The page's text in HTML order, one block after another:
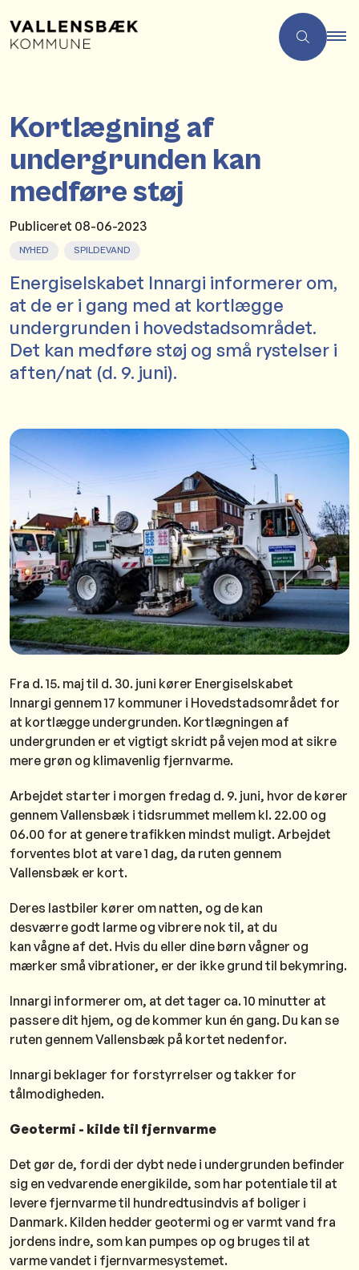
Kortlægning af
undergrunden kan
medføre støj
Publiceret 08-06-2023
NYHED SPILDEVAND
Energiselskabet Innargi informerer om,
at de er i gang med at kortlægge
undergrunden i hovedstadsområdet.
Det kan medføre støj og små rystelser i
aften/nat (d. 9. juni).
Fra d. 15. maj til d. 30. juni kører Energiselskabet
Innargi gennem 17 kommuner i Hovedstadsområdet for
at kortlægge undergrunden. Kortlægningen af
undergrunden er et vigtigt skridt på vejen mod at sikre
mere grøn og klimavenlig fjernvarme.
Arbejdet starter i morgen fredag d. 9. juni, hvor de kører
gennem Vallensbæk i tidsrummet mellem kl. 22.00 og
06.00 for at genere trafikken mindst muligt. Arbejdet
forventes blot at vare 1 dag, da ruten gennem
Vallensbæk er kort.
Deres lastbiler kører om natten, og de kan
desværre godt larme og vibrere nok til, at du
kan vågne af det. Hvis du eller dine børn vågner og
mærker små vibrationer, er der ikke grund til bekymring.
Innargi informerer om, at det tager ca. 10 minutter at
passere dit hjem, og de kommer kun én gang. Du kan se
ruten gennem Vallensbæk på kortet nedenfor.
Innargi beklager for forstyrrelser og takker for
tålmodigheden.
Geotermi - kilde til fjernvarme
Det gør de, fordi der dybt nede i undergrunden befinder
sig en vedvarende energikilde, som har potentiale til at
levere fjernvarme til hundredtusindvis af boliger i
Danmark. Kilden hedder geotermi og er varmt vand fra
jordens indre, som kan pumpes op og bruges til at
varme vandet i fjernvarmesystemet.